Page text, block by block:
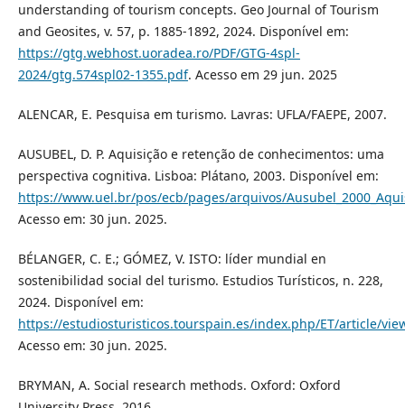
understanding of tourism concepts. Geo Journal of Tourism
and Geosites, v. 57, p. 1885-1892, 2024. Disponível em:
https://gtg.webhost.uoradea.ro/PDF/GTG-4spl-
2024/gtg.574spl02-1355.pdf. Acesso em 29 jun. 2025
ALENCAR, E. Pesquisa em turismo. Lavras: UFLA/FAEPE, 2007.
AUSUBEL, D. P. Aquisição e retenção de conhecimentos: uma
perspectiva cognitiva. Lisboa: Plátano, 2003. Disponível em:
https://www.uel.br/pos/ecb/pages/arquivos/
Acesso em: 30 jun. 2025.
BÉLANGER, C. E.; GÓMEZ, V. ISTO: líder mundial en
sostenibilidad social del turismo. Estudios Turísticos, n. 228,
2024. Disponível em:
https://estudiosturisticos.tourspain.es/index.php/ET/article/
Acesso em: 30 jun. 2025.
BRYMAN, A. Social research methods. Oxford: Oxford